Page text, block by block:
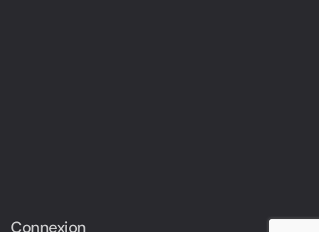
Connexion